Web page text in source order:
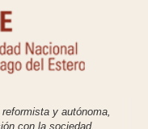
y autónoma,
con la sociedad.